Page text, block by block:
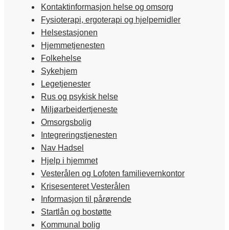
Kontaktinformasjon helse og omsorg
Fysioterapi, ergoterapi og hjelpemidler
Helsestasjonen
Hjemmetjenesten
Folkehelse
Sykehjem
Legetjenester
Rus og psykisk helse
Miljøarbeidertjeneste
Omsorgsbolig
Integreringstjenesten
Nav Hadsel
Hjelp i hjemmet
Vesterålen og Lofoten familievernkontor
Krisesenteret Vesterålen
Informasjon til pårørende
Startlån og bostøtte
Kommunal bolig